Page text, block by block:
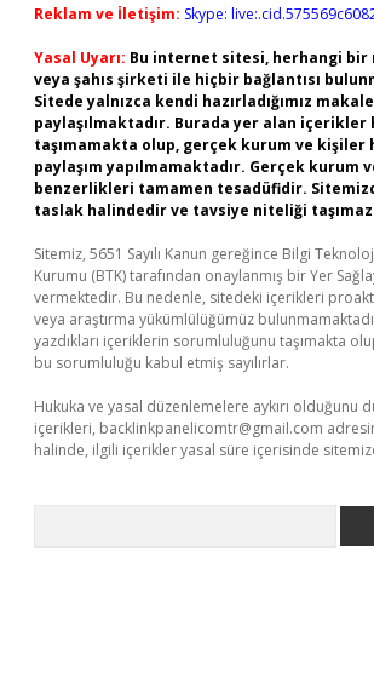
Reklam ve İletişim: Skype:
Yasal Uyarı: Bu internet sitesi, herhangi bir
veya şahıs şirketi ile hiçbir bağlantısı
Sitede yalnızca kendi hazırladığımız
paylaşılmaktadır. Burada yer alan
taşımamakta olup, gerçek kurum ve kişiler
paylaşım yapılmamaktadır. Gerçek kurum
benzerlikleri tamamen tesadüfidir.
taslak halindedir ve tavsiye niteliği
Sitemiz, 5651 Sayılı Kanun gereğince Bilgi
Kurumu (BTK) tarafından onaylanmış bir Yer
vermektedir. Bu nedenle, sitedeki içerikleri
veya araştırma yükümlülüğümüz
yazdıkları içeriklerin sorumluluğunu taşımakta
bu sorumluluğu kabul etmiş sayılırlar.
Hukuka ve yasal düzenlemelere aykırı olduğunu
içerikleri, backlinkpanelicomtr@gmail.com
halinde, ilgili içerikler yasal süre içerisinde